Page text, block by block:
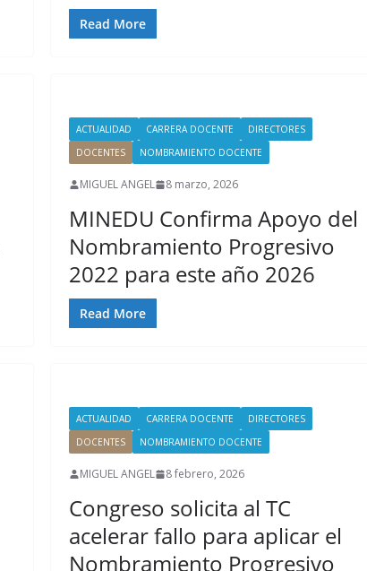
Read More
ACTUALIDAD CARRERA DOCENTE
DIRECTORES
DOCENTES
NOMBRAMIENTO DOCENTE
MIGUEL ANGEL 8 marzo, 2026
MINEDU Confirma Apoyo del
Nombramiento Progresivo
2022 para este año 2026
Read More
ACTUALIDAD CARRERA DOCENTE
DIRECTORES
DOCENTES
NOMBRAMIENTO DOCENTE
MIGUEL ANGEL 8 febrero, 2026
Congreso solicita al TC
acelerar fallo para aplicar el
Nombramiento Progresivo